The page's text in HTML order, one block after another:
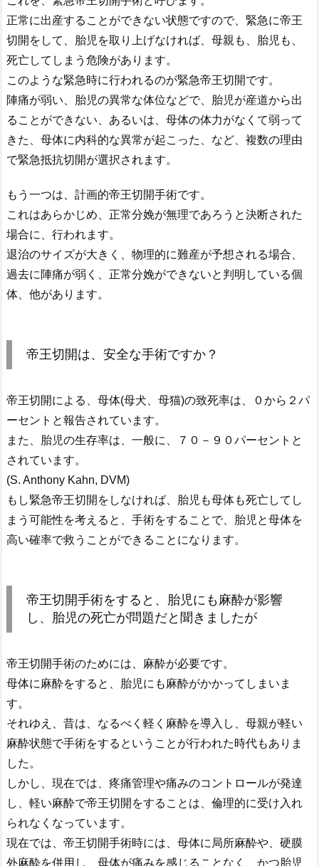
正常に出産することができない状態ですので、緊急に帝王
切開をして、胎児を取り上げなければ、母親も、胎児も、
死亡してしまう危険があります。
このような緊急時に行われるのが緊急帝王切開です。
陣痛が弱い、胎児の異常な体位などで、胎児が産道から出
ることができない、あるいは、母体の体力がなくて弱って
きた、母体に内科的な異常が起こった、など、複数の理由
で緊急抵抗切開が選択されます。
もう一つは、計画的帝王切開手術です。
これはあらかじめ、正常分娩が無理であろうと決断された
場合に、行われます。
退治のサイズが大きく、物理的に難産が予想される場合、
過去に陣痛が弱く、正常分娩ができないと判明している個
体、他があります。
帝王切開は、安全な手術ですか？
帝王切開による、母体(母犬、母猫)の致死率は、０から２パ
ーセントと報告されています。
また、胎児の生存率は、一般に、７０－９０パーセントと
されています。
(S. Anthony Kahn, DVM)
もし緊急帝王切開をしなければ、胎児も母体も死亡してし
まう可能性を考えると、手術をすることで、胎児と母体を
高い確率で救うことができることになります。
帝王切開手術をすると、胎児にも麻酔が影響
し、胎児の死亡が問題だと聞きましたが
帝王切開手術のためには、麻酔が必要です。
母体に麻酔をすると、胎児にも麻酔がかかってしまいま
す。
それゆえ、昔は、なるべく軽く麻酔を導入し、母親が軽い
麻酔状態で手術をするということが行われた時代もありま
した。
しかし、現在では、疼痛管理や痛みのコントロールが発達
し、軽い麻酔で帝王切開をすることは、倫理的に受け入れ
られなくなっています。
現在では、帝王切開手術時には、母体に局所麻酔や、硬膜
外麻酔を併用し、母体が痛みを感じることなく、かつ胎児